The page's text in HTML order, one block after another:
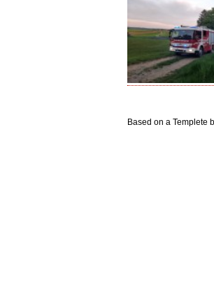
Based on a Templete